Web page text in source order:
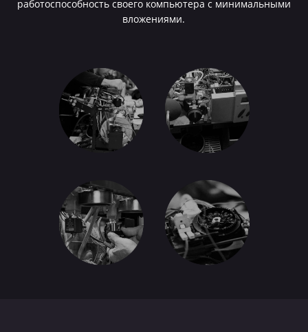
работоспособность своего компьютера с минимальными
вложениями.